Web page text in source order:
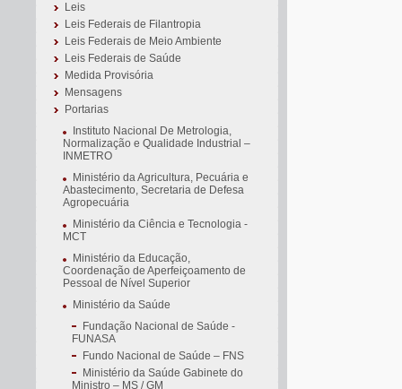
Leis
Leis Federais de Filantropia
Leis Federais de Meio Ambiente
Leis Federais de Saúde
Medida Provisória
Mensagens
Portarias
Instituto Nacional De Metrologia,
Normalização e Qualidade Industrial –
INMETRO
Ministério da Agricultura, Pecuária e
Abastecimento, Secretaria de Defesa
Agropecuária
Ministério da Ciência e Tecnologia -
MCT
Ministério da Educação,
Coordenação de Aperfeiçoamento de
Pessoal de Nível Superior
Ministério da Saúde
Fundação Nacional de Saúde -
FUNASA
Fundo Nacional de Saúde – FNS
Ministério da Saúde Gabinete do
Ministro – MS / GM